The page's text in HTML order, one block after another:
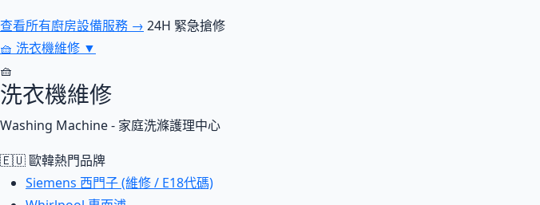
查看所有廚房設備服務 → 24H 緊急搶修
🧺 洗衣機維修 ▼
🧺
洗衣機維修
Washing Machine - 家庭洗滌護理中心
🇪🇺 歐韓熱門品牌
Siemens 西門子 (維修 / E18代碼)